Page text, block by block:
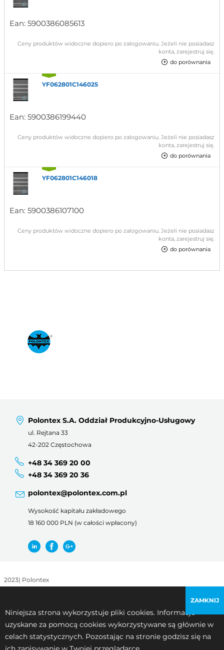
Niniejsza strona wykorzystuje pliki cookies. Informacje
uzyskane za pomocą cookies wykorzystywane są głównie w
celach statystycznych. Pozostając na stronie godzisz się na
ZAMKNIJ
Ean: 5900386085613
Ceny produktów widoczne dopiero po zalogowaniu. Jeżeli nie posiadasz
konta, zarejestruj się.
do porównania
YF062801C146025
Ean: 5900386199440
Ceny produktów widoczne dopiero po zalogowaniu. Jeżeli nie posiadasz
konta, zarejestruj się.
do porównania
YF062801C146018
Ean: 5900386107100
Ceny produktów widoczne dopiero po zalogowaniu. Jeżeli nie posiadasz
konta, zarejestruj się.
do porównania
Polontex S.A. Oddział Produkcyjno-Usługowy
ul. Rejtana 33
42-202 Częstochowa
+48 34 369 20 00
+48 34 369 20 36
polontex@polontex.com.pl
Wysokość kapitału zakładowego
18 160 000 PLN (w całości wpłacony)
2023| Polontex